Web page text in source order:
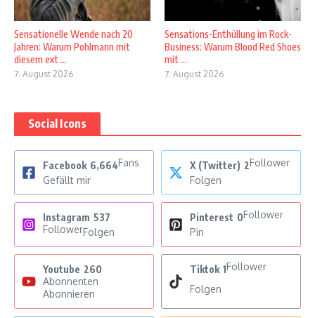
Sensationelle Wende nach 20
Jahren: Warum Pohlmann mit
diesem ext ...
7. August 2026
Sensations-Enthüllung im Rock-
Business: Warum Blood Red Shoes
mit ...
7. August 2026
Social Icons
Facebook 6,664Fans
Gefällt mir
X (Twitter) 2Follower
Folgen
Instagram 537
FollowerFolgen
Pinterest 0Follower
Pin
Youtube 260
Abonnenten
Abonnieren
Tiktok 1Follower
Folgen